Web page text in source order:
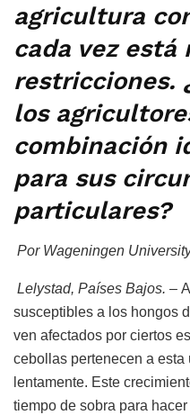
agricultura
cada vez está
restricciones.
los
combinación
para sus
particulares?
Por Wageningen
Lelystad, Países Bajos. –
susceptibles a los hongos
ven afectados por ciertos
cebollas pertenecen a esta
lentamente. Este
tiempo de sobra para